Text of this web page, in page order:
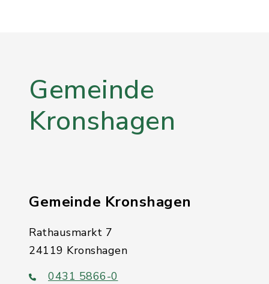
Gemeinde
Kronshagen
Gemeinde Kronshagen
Rathausmarkt 7
24119 Kronshagen
0431 5866-0